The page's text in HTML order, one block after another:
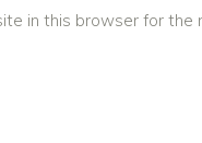
in this browser for the